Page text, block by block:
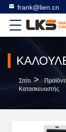
frank@lien.cn
Σπίτι >
Κατασκευαστής